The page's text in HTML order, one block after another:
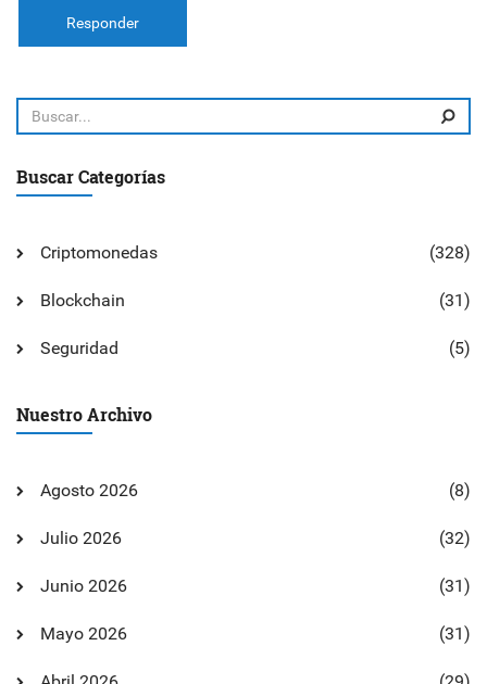
Responder
Buscar Categorías
Criptomonedas (328)
Blockchain (31)
Seguridad (5)
Nuestro Archivo
Agosto 2026 (8)
Julio 2026 (32)
Junio 2026 (31)
Mayo 2026 (31)